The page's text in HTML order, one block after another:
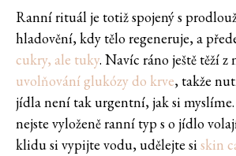
Ranní rituál je totiž spojený s
hladovění, kdy tělo regeneruje, a
cukry, ale tuky. Navíc ráno ještě těží z
uvolňování glukózy do krve, takže
jídla není tak urgentní, jak si
nejste vyloženě ranní typ s o jídlo
klidu si vypijte vodu, udělejte siskin